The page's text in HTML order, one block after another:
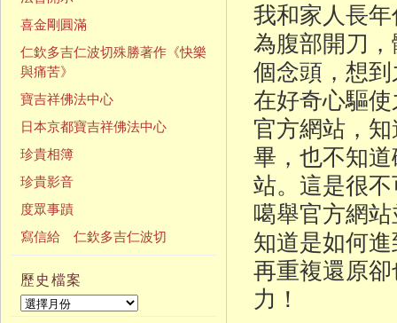
我和家人長
為腹部開刀
個念頭，想
在好奇心驅
官方網站，
畢，也不知
站。這是很
噶舉官方網
知道是如何
再重複還原
力！
喜金剛圓滿
仁欽多吉仁波切殊勝著作《快樂
與痛苦》
寶吉祥佛法中心
日本京都寶吉祥佛法中心
珍貴相簿
珍貴影音
度眾事蹟
寫信給 仁欽多吉仁波切
歷史檔案